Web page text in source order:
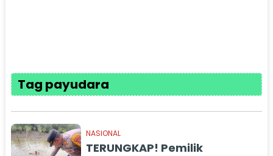
Tag payudara
NASIONAL
TERUNGKAP! Pemilik